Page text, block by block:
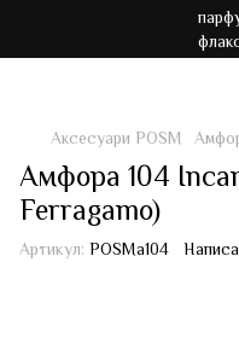
Аксесуари POSM
Амфора 104
Ferragamo)
Артикул: POSMa104